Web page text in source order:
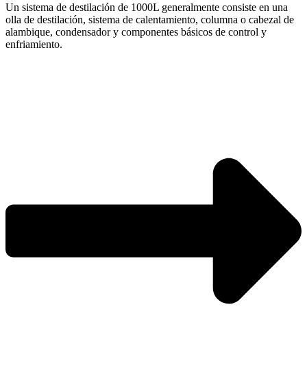
Un sistema de destilación de 1000L generalmente consiste en una
olla de destilación, sistema de calentamiento, columna o cabezal de
alambique, condensador y componentes básicos de control y
enfriamiento.